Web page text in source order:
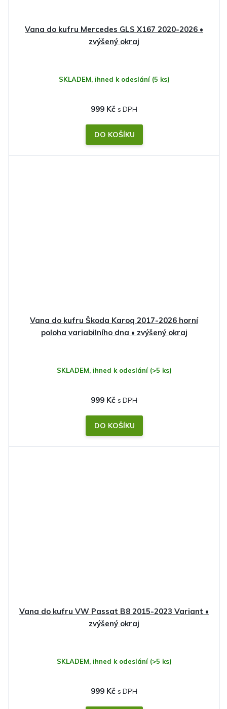
Vana do kufru Mercedes GLS X167 2020-2026 •
zvýšený okraj
SKLADEM, ihned k odeslání (5 ks)
999 Kč
DO KOŠÍKU
Vana do kufru Škoda Karoq 2017-2026 horní
poloha variabilního dna • zvýšený okraj
SKLADEM, ihned k odeslání (>5 ks)
999 Kč
DO KOŠÍKU
Vana do kufru VW Passat B8 2015-2023 Variant •
zvýšený okraj
SKLADEM, ihned k odeslání (>5 ks)
999 Kč